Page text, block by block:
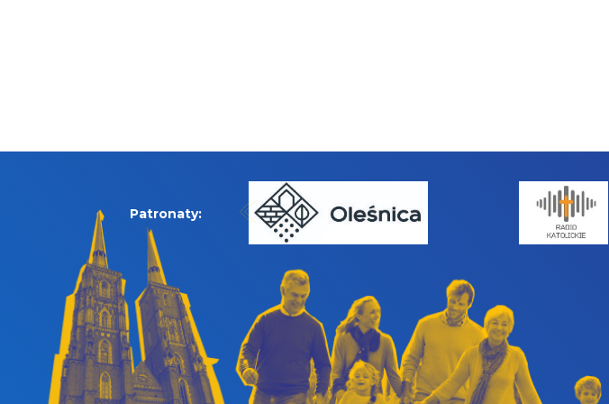
Patronaty: